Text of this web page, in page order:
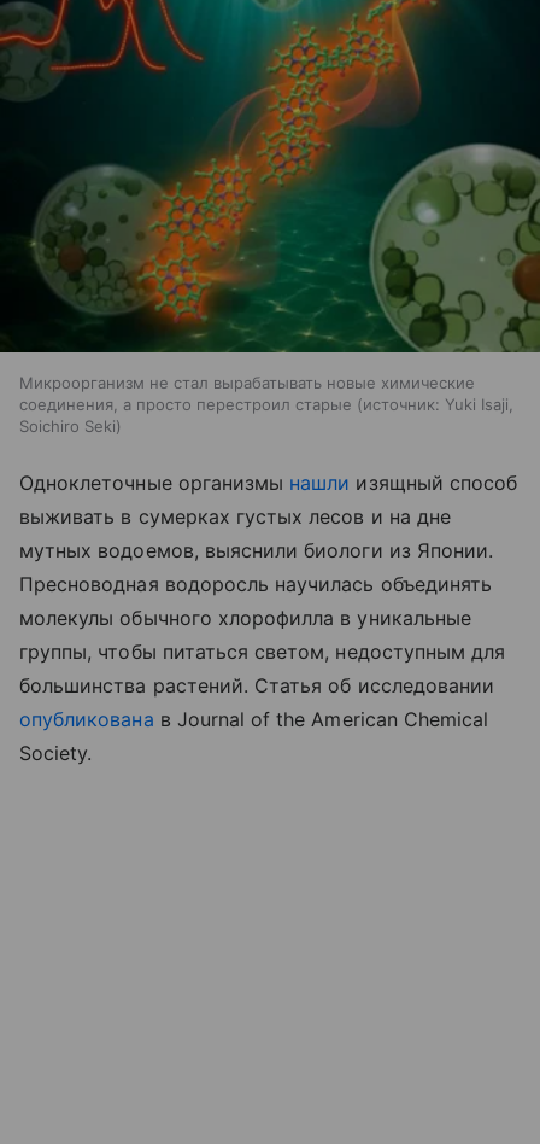
Микроорганизм не стал вырабатывать новые химические
соединения, а просто перестроил старые
источник: Yuki Isaji,
Soichiro Seki
Одноклеточные организмы нашли изящный способ
выживать в сумерках густых лесов и на дне
мутных водоемов, выяснили биологи из Японии.
Пресноводная водоросль научилась объединять
молекулы обычного хлорофилла в уникальные
группы, чтобы питаться светом, недоступным для
большинства растений. Статья об исследовании
опубликована в Journal of the American Chemical
Society.